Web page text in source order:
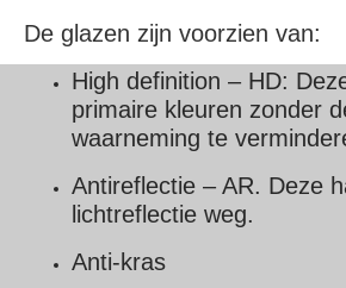
De glazen zijn voorzien van:
High definition – HD:
primaire kleuren zonder
waarneming te
Antireflectie – AR. Deze
lichtreflectie weg.
Anti-kras